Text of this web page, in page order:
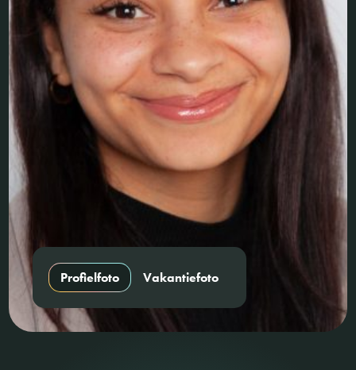
Profielfoto Vakantiefoto